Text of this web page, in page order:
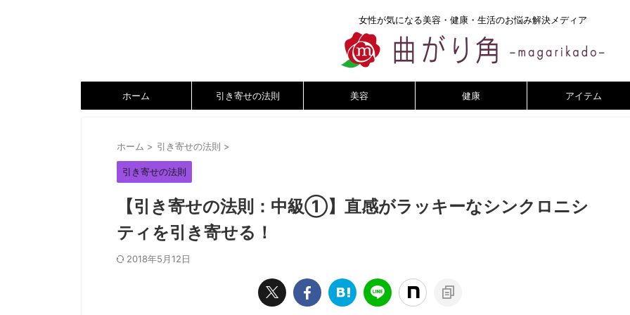
女性が気になる美容・健康・生活のお悩み解決メディア
ホーム 引き寄せの法則 美容 健康 アイテム
ホーム > 引き寄せの法則 >
引き寄せの法則
【引き寄せの法則：中級①】直感がラッキーなシンクロニシ
ティを引き寄せる！
2018年5月12日